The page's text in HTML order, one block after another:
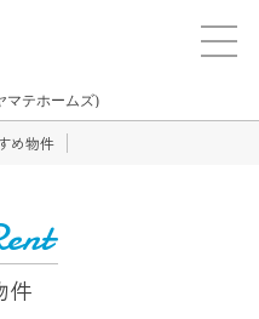
マテホームズ)
件
め物件